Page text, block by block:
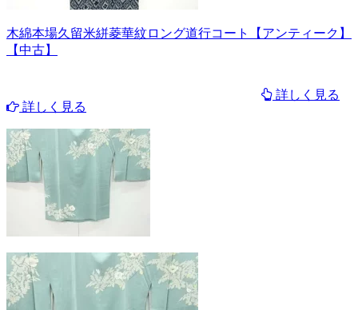
木綿本場久留米絣菱華紋ロング道行コート【アンティーク】
【中古】
詳しく見る
詳しく見る